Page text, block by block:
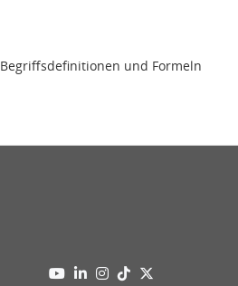
Begriffsdefinitionen und Formeln